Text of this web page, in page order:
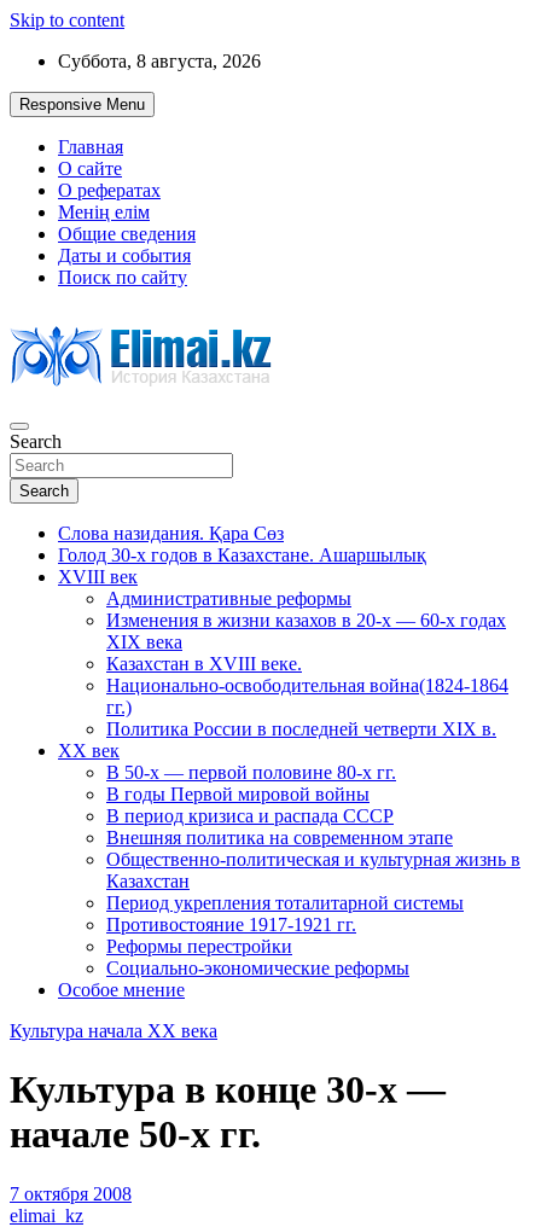
Skip to content
Суббота, 8 августа, 2026
Responsive Menu
Главная
О сайте
О рефератах
Менің елім
Общие сведения
Даты и события
Поиск по сайту
История Казахстана
Search
Search
Слова назидания. Қара Сөз
Голод 30-х годов в Казахстане. Ашаршылық
XVIII век
Административные реформы
Изменения в жизни казахов в 20-х — 60-х годах
XIX века
Казахстан в XVIII веке.
Национально-освободительная война(1824-1864
гг.)
Политика России в последней четверти XIX в.
XX век
В 50-х — первой половине 80-х гг.
В годы Первой мировой войны
В период кризиса и распада СССР
Внешняя политика на современном этапе
Общественно-политическая и культурная жизнь в
Казахстан
Период укрепления тоталитарной системы
Противостояние 1917-1921 гг.
Реформы перестройки
Социально-экономические реформы
Особое мнение
Культура начала XX века
Культура в конце 30-х —
начале 50-х гг.
7 октября 2008
elimai_kz